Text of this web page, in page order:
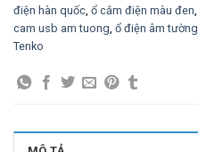
điện hàn quốc ổ cắm điện màu đen
cam usb am tuong ổ điện âm tường
Tenko